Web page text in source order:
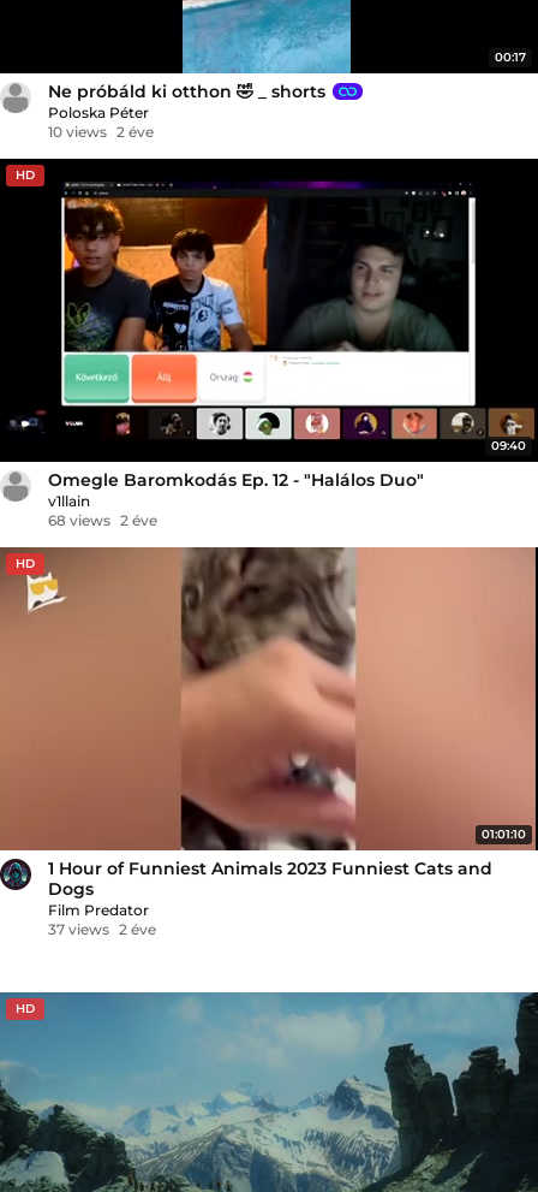
00:17
Ne próbáld ki otthon 🤣 _ shorts
Poloska Péter
10 views 2 éve
HD
09:40
Omegle Baromkodás Ep. 12 - "Halálos Duo"
v1llain
68 views 2 éve
HD
01:01:10
1 Hour of Funniest Animals 2023 Funniest Cats and
Dogs
Film Predator
37 views 2 éve
HD